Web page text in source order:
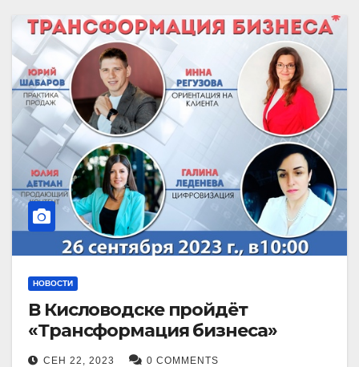
НОВОСТИ
В Кисловодске пройдёт
«Трансформация бизнеса»
СЕН 22, 2023 0 COMMENTS